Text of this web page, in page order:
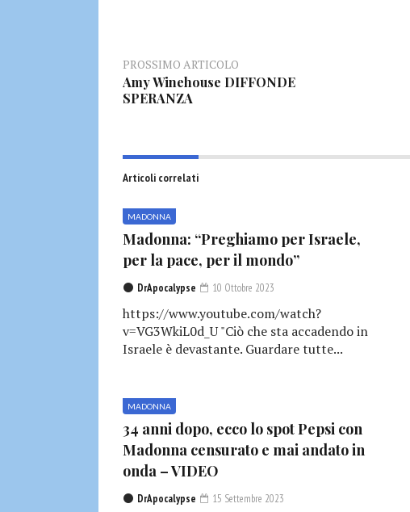
PROSSIMO ARTICOLO
Amy Winehouse DIFFONDE
SPERANZA
Articoli correlati
MADONNA
Madonna: “Preghiamo per Israele,
per la pace, per il mondo”
DrApocalypse 10 Ottobre 2023
https://www.youtube.com/watch?
v=VG3WkiL0d_U "Ciò che sta accadendo in
Israele è devastante. Guardare tutte...
MADONNA
34 anni dopo, ecco lo spot Pepsi con
Madonna censurato e mai andato in
onda – VIDEO
DrApocalypse 15 Settembre 2023